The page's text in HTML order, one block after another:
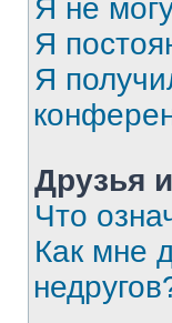
Я не
Я
Я
Друзья
Что
Как мне